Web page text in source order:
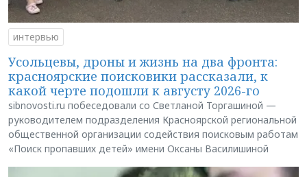
интервью
Усольцевы, дроны и жизнь на два фронта:
красноярские поисковики рассказали, к
какой черте подошли к августу 2026-го
sibnovosti.ru побеседовали со Светланой Торгашиной —
руководителем подразделения Красноярской региональной
общественной организации содействия поисковым работам
«Поиск пропавших детей» имени Оксаны Василишиной